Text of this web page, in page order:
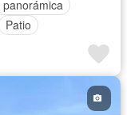
panorámica
Patio